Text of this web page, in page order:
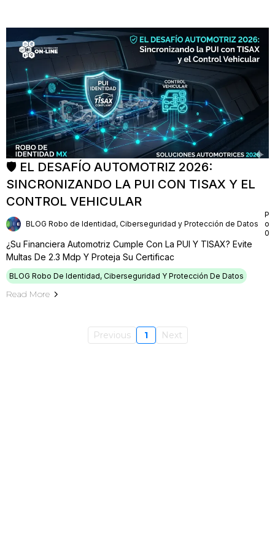
🛡️ EL DESAFÍO AUTOMOTRIZ 2026:
SINCRONIZANDO LA PUI CON TISAX Y EL
CONTROL VEHICULAR
BLOG Robo de Identidad, Ciberseguridad y Protección de Datos
on:
¿Su Financiera Automotriz Cumple Con La PUI Y TISAX? Evite
Multas De 2.3 Mdp Y Proteja Su Certificac
BLOG Robo De Identidad, Ciberseguridad Y Protección De Datos
Read More
Previous 1 Next